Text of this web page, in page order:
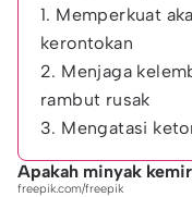
1. Memperkuat
kerontokan
2. Menjaga
rambut rusak
3. Mengatasi
Apakah minyak
freepik.com/freepik